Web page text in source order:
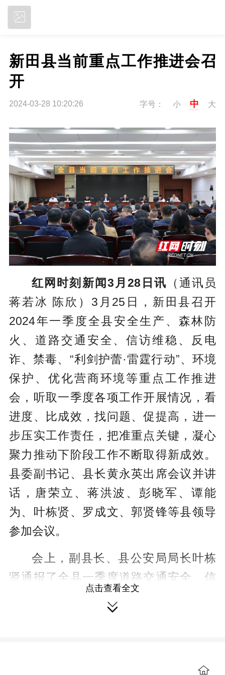
新田县当前重点工作推进会召
开
2024-03-28 10:20:26 字号： 小 中 大
红网时刻新闻3月28日讯 （通讯员
蒋若冰 陈欣）3月25日，新田县召开
2024年一季度全县安全生产、森林防
火、道路交通安全、信访维稳、反电
诈、禁毒、“利剑护蕾·雷霆行动”、环境
保护、优化营商环境等重点工作推进
会，听取一季度各项工作开展情况，看
进度、比成效，找问题、促提高，进一
步压实工作责任，把准重点关键，凝心
聚力推动下阶段工作不断取得新成效。
县委副书记、县长黄永英出席会议并讲
话，唐荣立、蒋洪波、彭晓军、谭能
为、叶栋贤、罗成文、郭贤锋等县领导
参加会议。
会上，副县长、县公安局局长叶栋
贤通报了全县一季度道路交通安全、信
访维稳、反电诈、禁毒、“利剑护蕾·雷霆
行动”等工作情况并安排部署下阶段工
县委常委、常务副县长唐荣立通报了全
点击查看全文
